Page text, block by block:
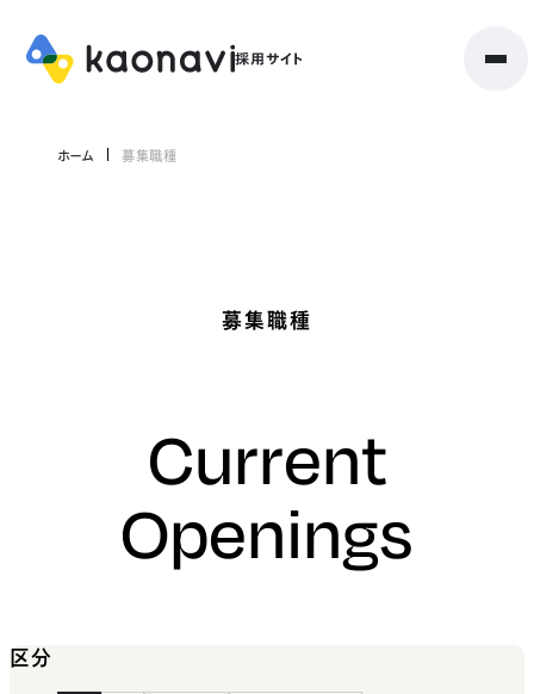
ホーム 募集職種
募集職種
Current
Openings
区分